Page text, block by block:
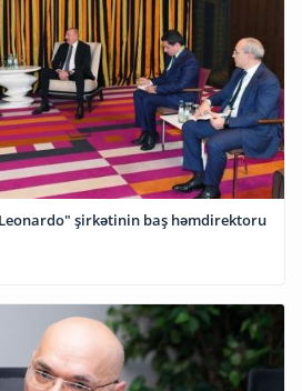
şirkətinin baş həmdirektoru